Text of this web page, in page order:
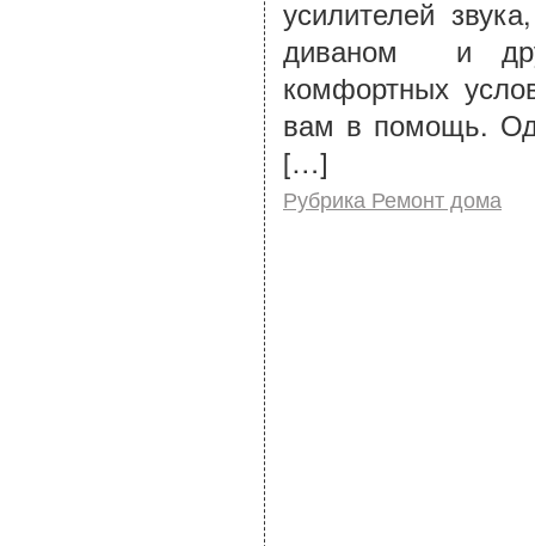
усилителей
диваном и
комфортных
вам в помощь.
[…]
Рубрика Ремонт дома